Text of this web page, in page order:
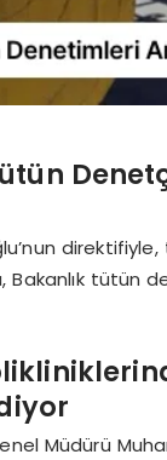
tütün
Genel Müdürü